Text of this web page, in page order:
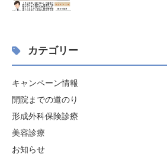
カテゴリー
キャンペーン情報
開院までの道のり
形成外科保険診療
美容診療
お知らせ